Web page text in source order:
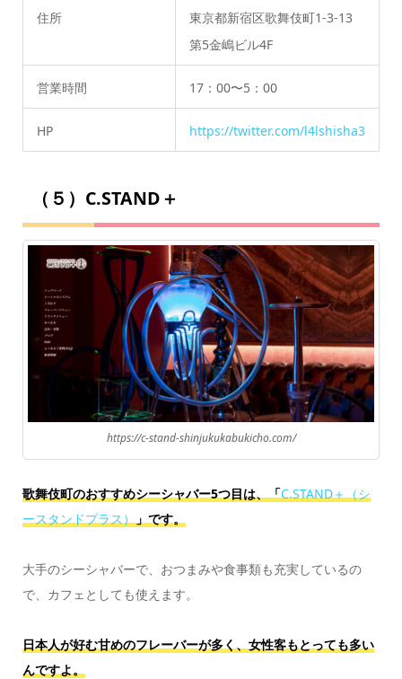
住所
東京都新宿区歌舞伎町1-3-13
第5金嶋ビル4F
営業時間 17：00〜5：00
HP https://twitter.com/l4lshisha3
（５）C.STAND＋
https://c-stand-shinjukukabukicho.com/
歌舞伎町のおすすめシーシャバー5つ目は、「C.STAND＋（シ
ースタンドプラス）
」です。
大手のシーシャバーで、おつまみや食事類も充実しているの
で、カフェとしても使えます。
日本人が好む甘めのフレーバーが多く、女性客もとっても多い
んですよ。